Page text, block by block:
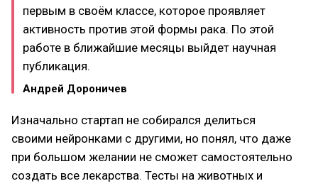
первым в своём классе, которое проявляет
активность против этой формы рака. По этой
работе в ближайшие месяцы выйдет научная
публикация.
Андрей Дороничев
Изначально стартап не собирался делиться
своими нейронками с другими, но понял, что даже
при большом желании не сможет самостоятельно
создать все лекарства. Тесты на животных и